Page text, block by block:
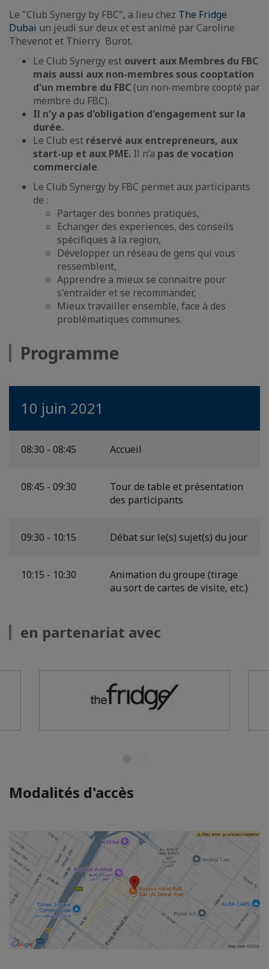
Le "Club Synergy by FBC", a lieu chez The Fridge
Dubai un jeudi sur deux et est animé par Caroline
Thevenot et Thierry Burot.
Le Club Synergy est ouvert aux Membres du FBC
mais aussi aux non-membres sous cooptation
d'un membre du FBC (un non-membre coopté par
membre du FBC).
Il n'y a pas d'obligation d'engagement sur la
durée.
Le Club est réservé aux entrepreneurs, aux
start-up et aux PME. Il n’a pas de vocation
commerciale.
Le Club Synergy by FBC permet aux participants
de :
Partager des bonnes pratiques,
Echanger des experiences, des conseils
spécifiques à la region,
Développer un réseau de gens qui vous
ressemblent,
Apprendre a mieux se connaitre pour
s'entraider et se recommander,
Mieux travailler ensemble, face à des
problématiques communes.
Programme
10 juin 2021
08:30 - 08:45 Accueil
08:45 - 09:30
Tour de table et présentation
des participants
09:30 - 10:15 Débat sur le(s) sujet(s) du jour
10:15 - 10:30
Animation du groupe (tirage
au sort de cartes de visite, etc.)
en partenariat avec
Modalités d'accès